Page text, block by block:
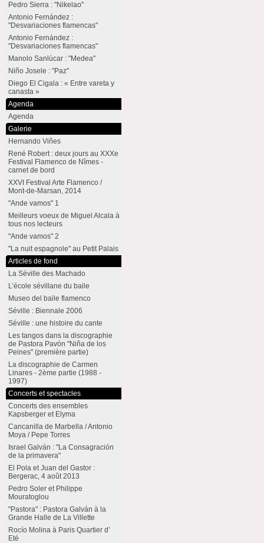
Pedro Sierra : "Nikelao"
Antonio Fernández :
"Desvariaciones flamencas"
Antonio Fernández :
"Desvariaciones flamencas"
Manolo Sanlúcar : "Medea"
Niño Josele : "Paz"
Diego El Cigala : « Entre vareta y
canasta »
Agenda
Agenda
Galerie
Hernando Viñes
René Robert : deux jours au XXXe
Festival Flamenco de Nîmes -
carnet de bord
XXVI Festival Arte Flamenco /
Mont-de-Marsan, 2014
"Ande vamos" 1
Meilleurs voeux de Miguel Alcala à
tous nos lecteurs
"Ande vamos" 2
"La nuit espagnole" au Petit Palais
Articles de fond
La Séville des Machado
L’école sévillane du baile
Museo del baile flamenco
Séville : Biennale 2006
Séville : une histoire du cante
Les tangos dans la discographie
de Pastora Pavón "Niña de los
Peines" (première partie)
La discographie de Carmen
Linares - 2ème partie (1988 -
1997)
Concerts et spectacles
Concerts des ensembles
Kapsberger et Elyma
Cancanilla de Marbella / Antonio
Moya / Pepe Torres
Israel Galván : "La Consagración
de la primavera"
El Pola et Juan del Gastor :
Bergerac, 4 août 2013
Pedro Soler et Philippe
Mouratoglou
"Pastora" : Pastora Galván à la
Grande Halle de La Villette
Rocío Molina à Paris Quartier d’
Eté